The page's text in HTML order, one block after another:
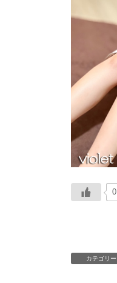
0
カテゴリー